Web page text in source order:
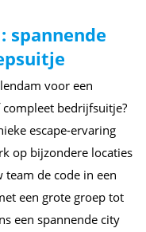
spannende
voor een
bedrijfsuitje?
escape-ervaring
op bijzondere locaties
de code in een
een grote groep tot
een spannende city